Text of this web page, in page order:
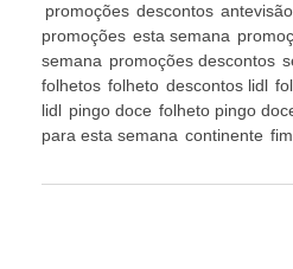
promoções descontos antevisão
promoções esta semana
semana promoções descontos
folhetos folheto descontos lidl
lidl pingo doce folheto pingo
para esta semana continente